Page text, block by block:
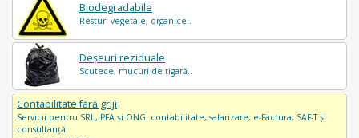
Biodegradabile
Resturi vegetale, organice..
Deșeuri reziduale
Scutece, mucuri de țigară..
Contabilitate fără griji
Servicii pentru SRL, PFA și ONG: contabilitate, salarizare, e-Factura, SAF-T și
consultanță.